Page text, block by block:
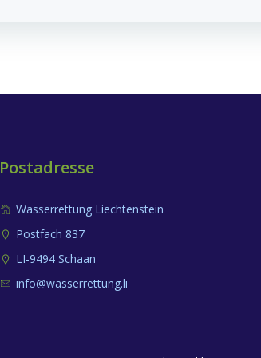
Postadresse
Wasserrettung Liechtenstein
Postfach 837
LI-9494 Schaan
info@wasserrettung.li